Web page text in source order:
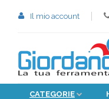
Il mio account
CATEGORIE